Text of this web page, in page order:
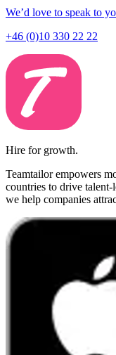
We’d love to speak to
+46 (0)10 330 22 22
Hire for growth.
Teamtailor empowers
countries to drive
we help companies